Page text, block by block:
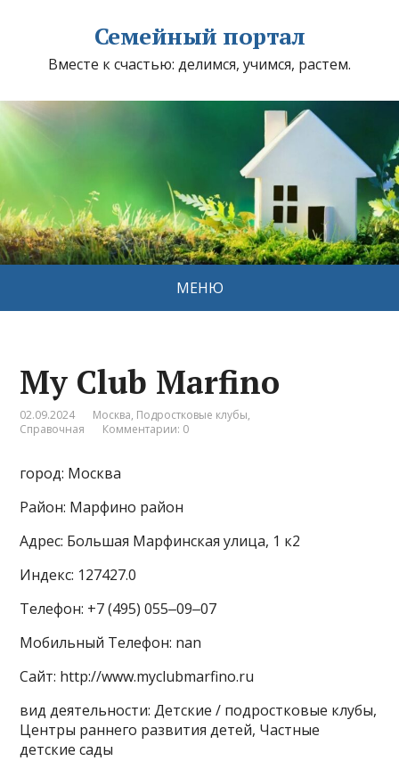
Семейный портал
Вместе к счастью: делимся, учимся, растем.
МЕНЮ
My Club Marfino
02.09.2024 Москва, Подростковые клубы,
Справочная
Комментарии: 0
город: Москва
Район: Марфино район
Адрес: Большая Марфинская улица, 1 к2
Индекс: 127427.0
Телефон: +7 (495) 055‒09‒07
Мобильный Телефон: nan
Сайт: http://www.myclubmarfino.ru
вид деятельности: Детские / подростковые клубы,
Центры раннего развития детей, Частные
детские сады